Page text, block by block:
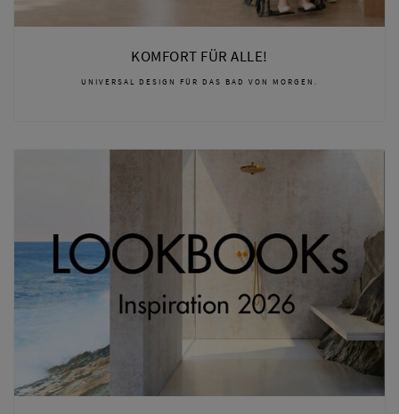
KOMFORT FÜR ALLE!
UNIVERSAL DESIGN FÜR DAS BAD VON MORGEN.